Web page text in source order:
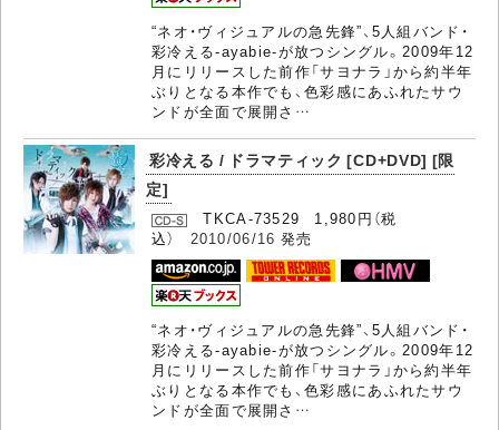
“ネオ・ヴィジュアルの急先鋒”、5人組バンド・
彩冷える-ayabie-が放つシングル。2009年12
月にリリースした前作「サヨナラ」から約半年
ぶりとなる本作でも、色彩感にあふれたサウ
ンドが全面で展開さ…
彩冷える / ドラマティック [CD+DVD] [限
定]
TKCA-73529 1,980円（税
込） 2010/06/16 発売
“ネオ・ヴィジュアルの急先鋒”、5人組バンド・
彩冷える-ayabie-が放つシングル。2009年12
月にリリースした前作「サヨナラ」から約半年
ぶりとなる本作でも、色彩感にあふれたサウ
ンドが全面で展開さ…